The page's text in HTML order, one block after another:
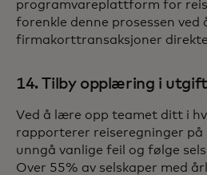
programvareplattform for
forenkle denne prosessen ved
firmakorttransaksjoner
14. Tilby opplæring i
Ved å lære opp teamet ditt i
rapporterer reiseregninger på
unngå vanlige feil og følge
Over 55% av selskaper med